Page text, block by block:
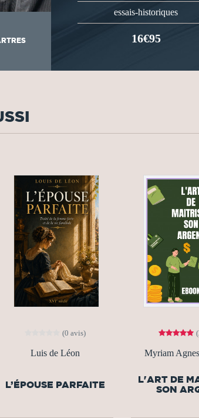
essais-historiques
16€95
(0 avis)
Luis de Léon
L’ÉPOUSE PARFAITE
Myriam
L'ART DE
SON